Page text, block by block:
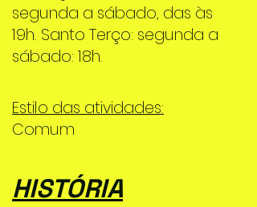
segunda a sábado, das às
19h. Santo Terço: segunda a
sábado: 18h.
Estilo das atividades:
Comum
HISTÓRIA